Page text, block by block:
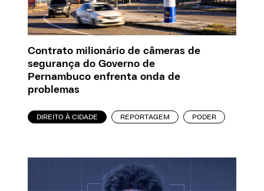
Contrato milionário de câmeras de
segurança do Governo de
Pernambuco enfrenta onda de
problemas
DIREITO À CIDADE REPORTAGEM PODER